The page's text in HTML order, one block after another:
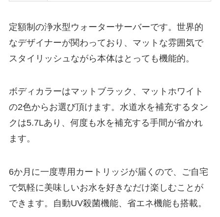
定額制の浄水型ウォーターサーバーです。 世界的
なデザイナーが関わっており、 マットな雰囲気で
スタイリッシュながら本体はとっても機能的。
ボディカラーはマットブラック、マットホワイト
の2色からお選び頂けます。水道水を補充するタン
クは5.7Lあり、何度も水を補充する手間が省かれ
ます。
6か月に一度専用カートリッジが届くので、ご自宅
で気軽に美味しいお水を好きなだけ楽しむことが
できます。自動UV殺菌機能、省エネ機能も搭載。